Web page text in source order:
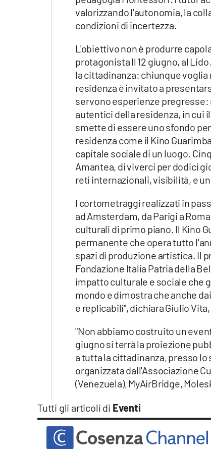
Tutti gli articoli di Eventi
valorizzando l'autonomia, la
condizioni di incertezza.
L'obiettivo non è produrre
protagonista Il 12 giugno, al
la cittadinanza: chiunque
residenza è invitato a
servono esperienze pregresse:
autentici della residenza, in cui
smette di essere uno sfondo
residenza come il Kino
capitale sociale di un luogo.
Amantea, di viverci per dodici
reti internazionali, visibilità, e
I cortometraggi realizzati in
ad Amsterdam, da Parigi a
culturali di primo piano. Il Kino
permanente che opera tutto
spazi di produzione artistica. Il
Fondazione Italia Patria della
impatto culturale e sociale che
mondo e dimostra che anche
e replicabili", dichiara Giulio
"Non abbiamo costruito un
giugno si terrà la proiezione
a tutta la cittadinanza, presso
organizzata dall'Associazione
(Venezuela), MyAirBridge,